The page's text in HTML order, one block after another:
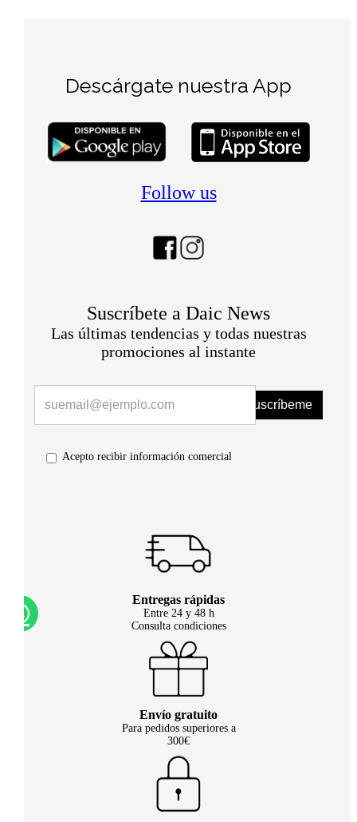
Descárgate nuestra App
Follow us
Suscríbete a Daic News
Las últimas tendencias y todas nuestras
promociones al instante
Suscríbeme
Acepto recibir información comercial
Entregas rápidas
Entre 24 y 48 h
Consulta condiciones
Envío gratuito
Para pedidos superiores a
300€